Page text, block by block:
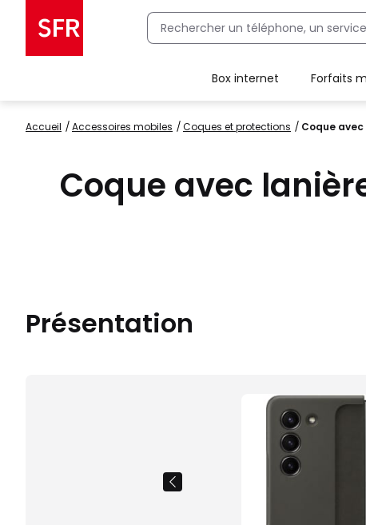
Box internet Forfaits
Accueil accessoires mobiles coques et protections Coque
Coque avec
Présentation